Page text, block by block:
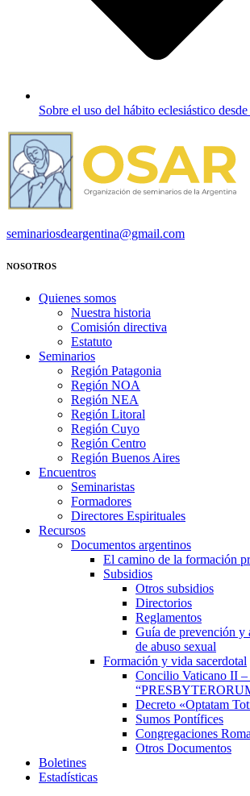
Sobre el uso del hábito eclesiástico
seminariosdeargentina@gmail.com
NOSOTROS
Quienes somos
Nuestra historia
Comisión directiva
Estatuto
Seminarios
Región Patagonia
Región NOA
Región NEA
Región Litoral
Región Cuyo
Región Centro
Región Buenos Aires
Encuentros
Seminaristas
Formadores
Directores Espirituales
Recursos
Documentos argentinos
El camino de la formación
Subsidios
Otros subsidios
Directorios
Reglamentos
Guía de prevención y
de abuso sexual
Formación y vida sacerdotal
Concilio Vaticano II
Decreto «Optatam
Sumos Pontífices
Congregaciones
Otros Documentos
Boletines
Estadísticas